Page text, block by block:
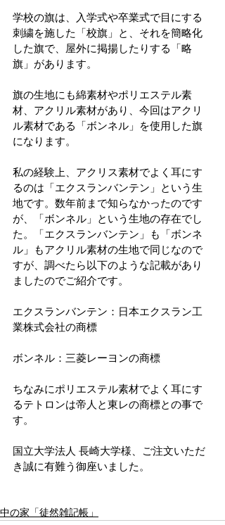
学校の旗は、入学式や卒業式で目にする
刺繍を施した「校旗」と、それを簡略化
した旗で、屋外に掲揚したりする「略
旗」があります。
旗の生地にも綿素材やポリエステル素
材、アクリル素材があり、今回はアクリ
ル素材である「ボンネル」を使用した旗
になります。
私の経験上、アクリス素材でよく耳にす
るのは「エクスランバンテン」という生
地です。数年前まで知らなかったのです
が、「ボンネル」という生地の存在でし
た。「エクスランバンテン」も「ボンネ
ル」もアクリル素材の生地で同じなので
すが、調べたら以下のような記載があり
ましたのでご紹介です。
エクスランバンテン：日本エクスラン工
業株式会社の商標
ボンネル：三菱レーヨンの商標
ちなみにポリエステル素材でよく耳にす
るテトロンは帝人と東レの商標との事で
す。
国立大学法人 長崎大学様、ご注文いただ
き誠に有難う御座いました。
中の家「徒然雑記帳」